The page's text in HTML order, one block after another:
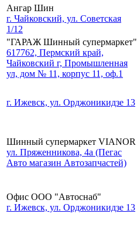
Ангар Шин
г. Чайковский, ул. Советская
1/12
"ГАРАЖ Шинный супермаркет"
617762, Пермский край,
Чайковский г, Промышленная
ул, дом № 11, корпус 11, оф.1
г. Ижевск, ул. Орджоникидзе 13
Шинный супермаркет VIANOR
ул. Пряженникова, 4а (Пегас
Авто магазин Автозапчастей)
Офис ООО "Автоснаб"
г. Ижевск, ул. Орджоникидзе 13